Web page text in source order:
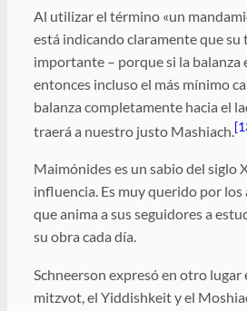
Al utilizar el término «un
está indicando claramente que su
importante – porque si la balanza
entonces incluso el más mínimo
balanza completamente hacia el
traerá a nuestro justo Mashiach.
Maimónides es un sabio del siglo
influencia. Es muy querido por los
que anima a sus seguidores a
su obra cada día.
Schneerson expresó en otro
mitzvot, el Yiddishkeit y el